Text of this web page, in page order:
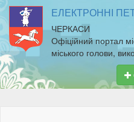
ЕЛЕКТРОННІ
ЧЕРКАСИ
Офіційний портал
міського голови,